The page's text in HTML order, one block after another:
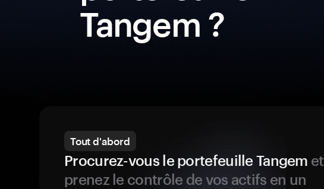
Tangem ?
Tout d'abord
Procurez-vous le portefeuille Tangem et
prenez le contrôle de vos actifs en un